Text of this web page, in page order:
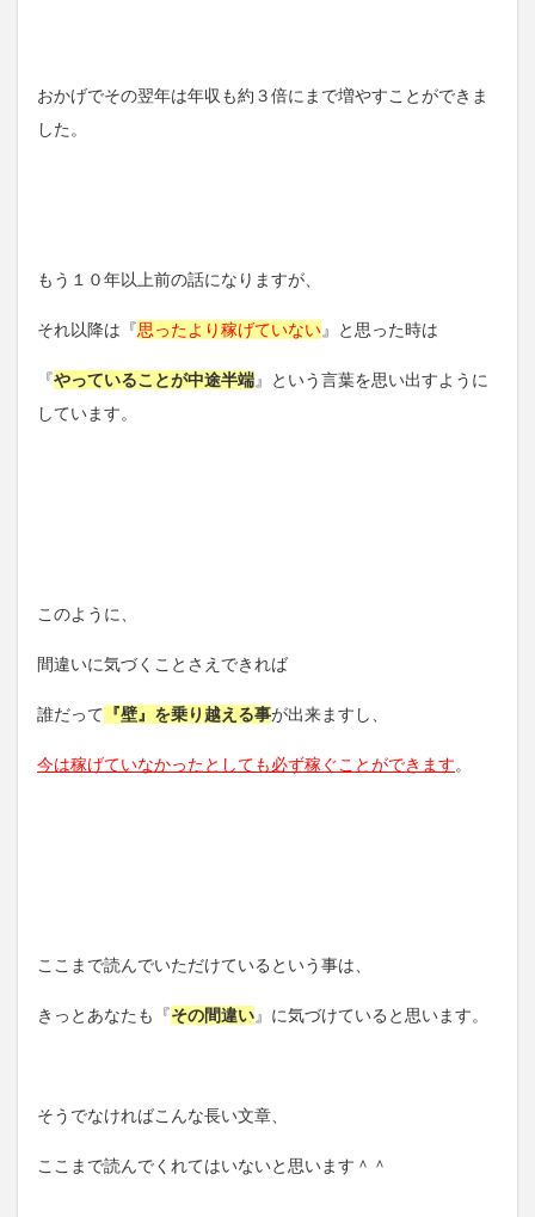
おかげでその翌年は年収も約３倍にまで増やすことができま
した。
もう１０年以上前の話になりますが、
それ以降は『思ったより稼げていない』と思った時は
『やっていることが中途半端』という言葉を思い出すように
しています。
このように、
間違いに気づくことさえできれば
誰だって 『壁』を乗り越える事が出来ますし、
今は稼げていなかったとしても必ず稼ぐことができます。
ここまで読んでいただけているという事は、
きっとあなたも『その間違い』に気づけていると思います。
そうでなければこんな長い文章、
ここまで読んでくれてはいないと思います＾＾